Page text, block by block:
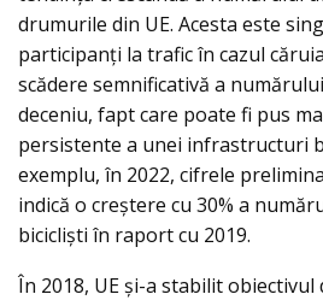
drumurile din UE. Acesta este
participanţi la trafic în cazul
scădere semnificativă a
deceniu, fapt care poate fi pus
persistente a unei infrastructuri
exemplu, în 2022, cifrele
indică o creştere cu 30% a
bicicliști în raport cu 2019.
În 2018, UE şi-a stabilit obiectivul